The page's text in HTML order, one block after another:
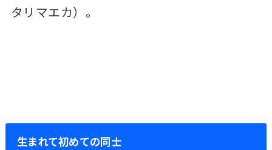
タリマエカ）。
生まれて初めての同士